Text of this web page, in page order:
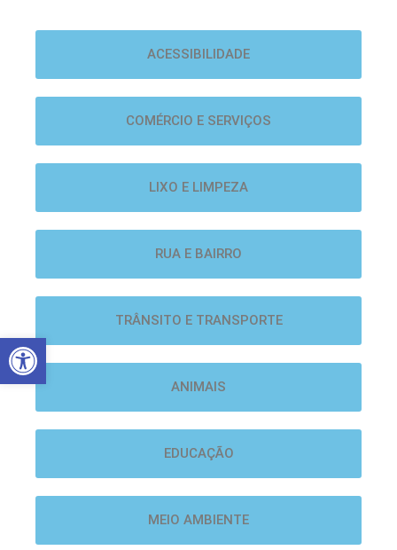
ACESSIBILIDADE
COMÉRCIO E SERVIÇOS
LIXO E LIMPEZA
RUA E BAIRRO
TRÂNSITO E TRANSPORTE
ANIMAIS
EDUCAÇÃO
MEIO AMBIENTE
Abrir a barra de ferramentas